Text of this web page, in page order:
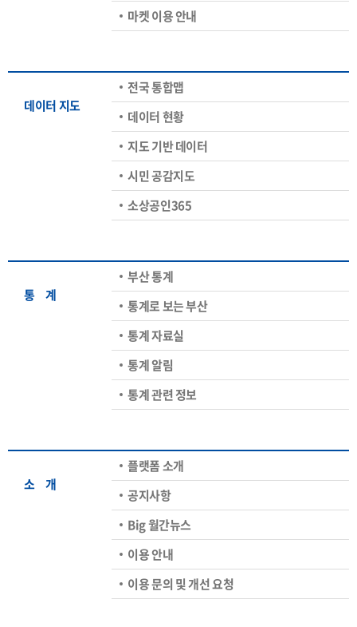
마켓 이용 안내
데이터 지도
전국 통합맵
데이터 현황
지도 기반 데이터
시민 공감지도
소상공인365
통ㅤ계
부산 통계
통계로 보는 부산
통계 자료실
통계 알림
통계 관련 정보
소ㅤ개
플랫폼 소개
공지사항
Big 월간뉴스
이용 안내
이용 문의 및 개선 요청